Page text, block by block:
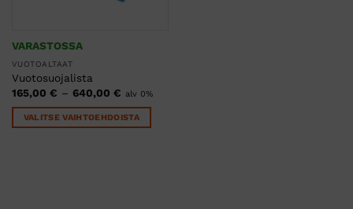
VARASTOSSA
VUOTOALTAAT
Vuotosuojalista
165,00 € – 640,00 €Hintaluokka:
-
640,00 €
alv 0%
VALITSE VAIHTOEHDOISTA